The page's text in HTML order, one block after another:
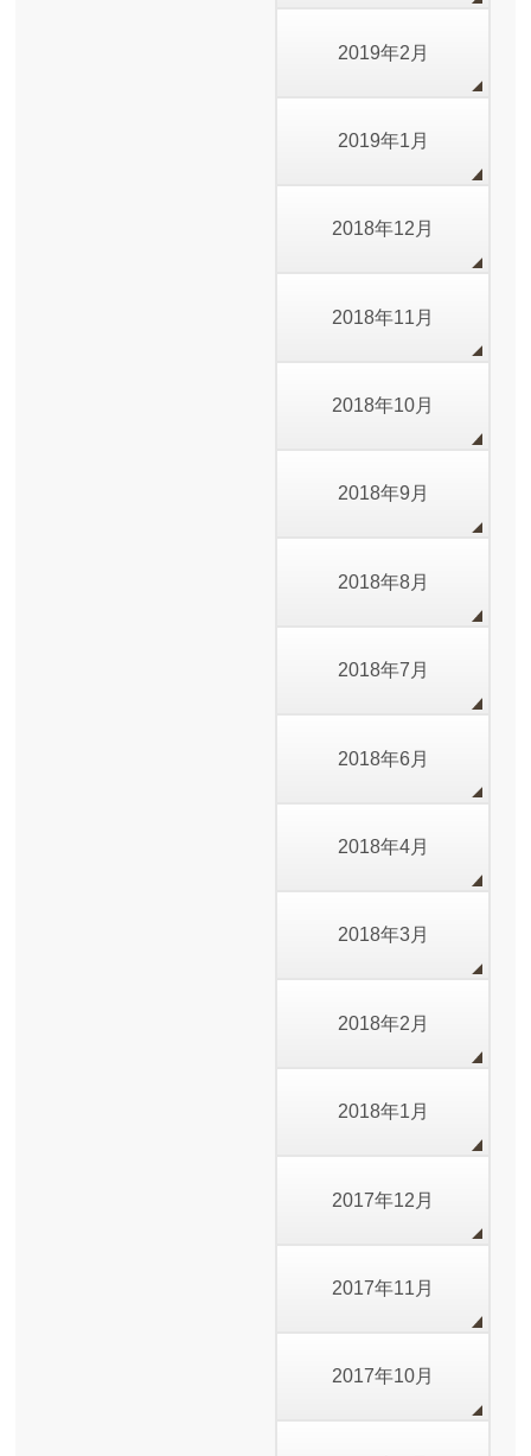
2019年2月
2019年1月
2018年12月
2018年11月
2018年10月
2018年9月
2018年8月
2018年7月
2018年6月
2018年4月
2018年3月
2018年2月
2018年1月
2017年12月
2017年11月
2017年10月